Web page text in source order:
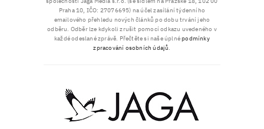
Praha 10, IČO: 27076695) na účel zasílání týdenního
emailového přehledu nových článků po dobu trvání jeho
odběru. Odběr lze kdykoli zrušit pomocí odkazu uvedeného v
každé odeslané zprávě. Přečtěte si naše úplnépodmínky
zpracování osobních údajů